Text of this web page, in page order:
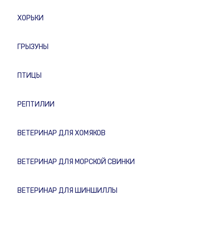
ХОРЬКИ
ГРЫЗУНЫ
ПТИЦЫ
РЕПТИЛИИ
ВЕТЕРИНАР ДЛЯ ХОМЯКОВ
ВЕТЕРИНАР ДЛЯ МОРСКОЙ СВИНКИ
ВЕТЕРИНАР ДЛЯ ШИНШИЛЛЫ